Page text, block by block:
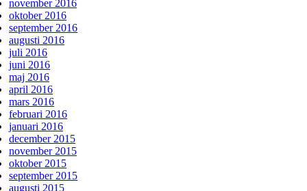
november 2016
oktober 2016
september 2016
augusti 2016
juli 2016
juni 2016
maj 2016
april 2016
mars 2016
februari 2016
januari 2016
december 2015
november 2015
oktober 2015
september 2015
augusti 2015